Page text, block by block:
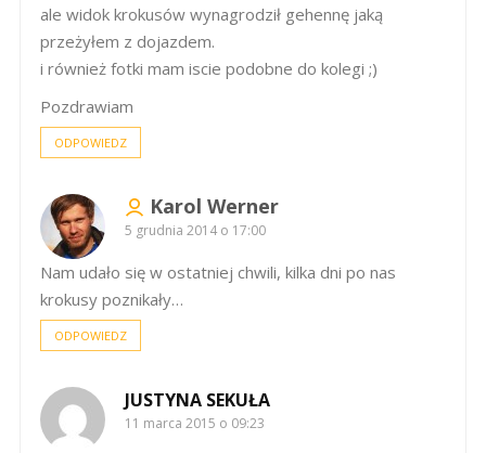
ale widok krokusów wynagrodził gehennę jaką
przeżyłem z dojazdem.
i również fotki mam iscie podobne do kolegi ;)
Pozdrawiam
ODPOWIEDZ
Karol Werner
5 grudnia 2014 o 17:00
Nam udało się w ostatniej chwili, kilka dni po nas
krokusy poznikały…
ODPOWIEDZ
JUSTYNA SEKUŁA
11 marca 2015 o 09:23